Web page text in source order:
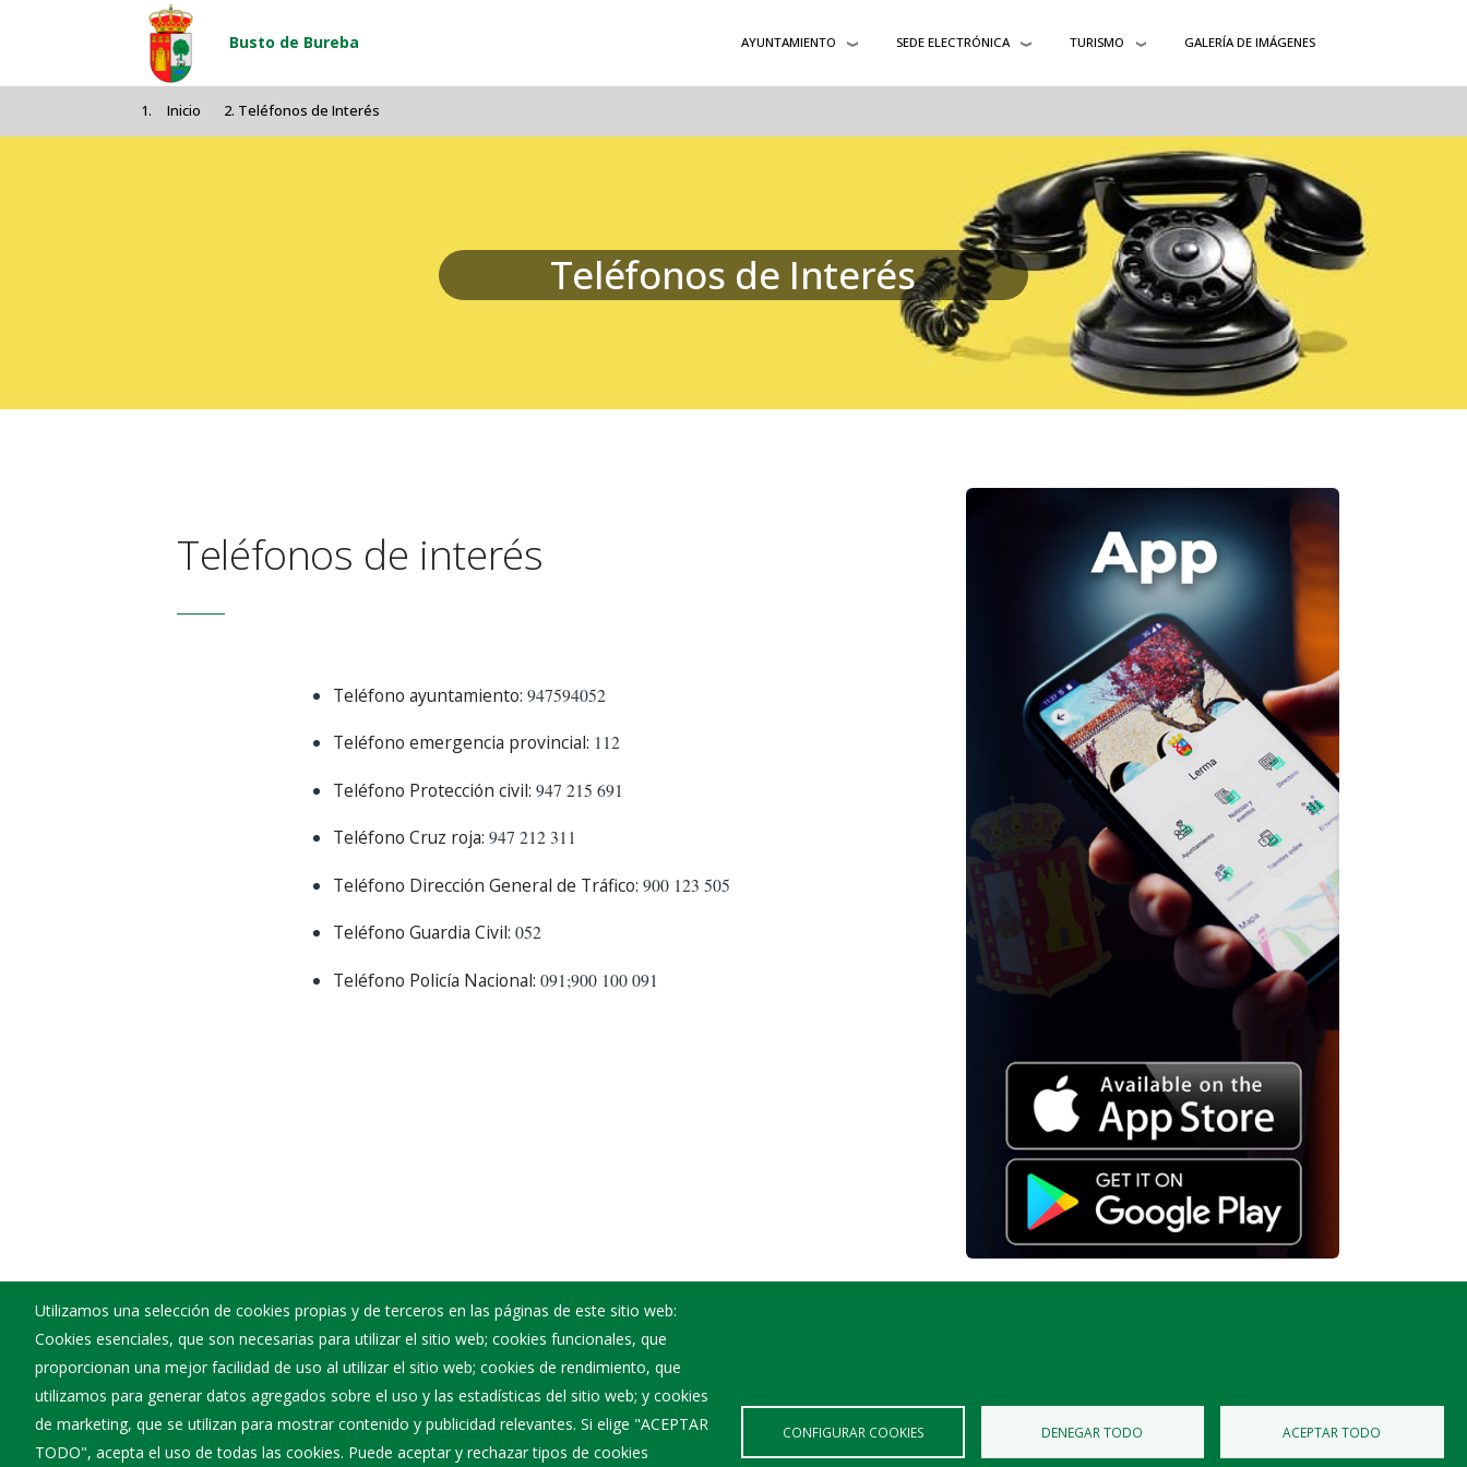
Pasar al contenido principal
Busto de Bureba AYUNTAMIENTO SEDE ELECTRÓNICA TURISMO GALERÍA DE IMÁGENES
Inicio Teléfonos de Interés
Teléfonos de Interés
Teléfonos de interés
Teléfono ayuntamiento: 947594052
Teléfono emergencia provincial: 112
Teléfono Protección civil: 947 215 691
Teléfono Cruz roja: 947 212 311
Teléfono Dirección General de Tráfico: 900 123 505
Teléfono Guardia Civil: 052
Teléfono Policía Nacional: 091;900 100 091
Utilizamos una selección de cookies propias y de terceros en las páginas de este sitio web:
Cookies esenciales, que son necesarias para utilizar el sitio web; cookies funcionales, que
proporcionan una mejor facilidad de uso al utilizar el sitio web; cookies de rendimiento, que
utilizamos para generar datos agregados sobre el uso y las estadísticas del sitio web; y cookies
de marketing, que se utilizan para mostrar contenido y publicidad relevantes. Si elige "ACEPTAR
TODO", acepta el uso de todas las cookies. Puede aceptar y rechazar tipos de cookies
CONFIGURAR COOKIES DENEGAR TODO ACEPTAR TODO
Ayuntamiento de Busto de Bureba
: Plaza Mayor 10 - 09244
: 947594052
: bustodebureba@diputaciondeburgos.net
Corporación Municipal
Teléfonos de interés